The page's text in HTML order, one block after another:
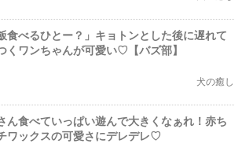
食べるひとー？」キョトンとした後に遅れて
くワンちゃんが可愛い♡【バズ部】
犬の癒し
ん食べていっぱい遊んで大きくなぁれ！赤ち
ワックスの可愛さにデレデレ♡